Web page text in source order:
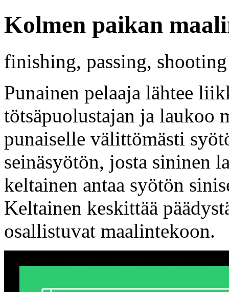
Kolmen paikan
finishing, passing,
Punainen pelaaja lähtee
tötsäpuolustajan ja laukoo
punaiselle välittömästi
seinäsyötön, josta sininen
keltainen antaa syötön
Keltainen keskittää
osallistuvat maalintekoon.